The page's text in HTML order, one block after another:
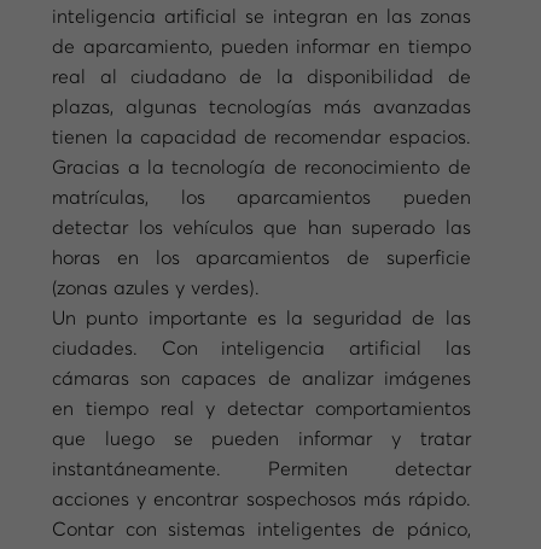
inteligencia artificial se integran en las zonas
de aparcamiento, pueden informar en tiempo
real al ciudadano de la disponibilidad de
plazas, algunas tecnologías más avanzadas
tienen la capacidad de recomendar espacios.
Gracias a la tecnología de reconocimiento de
matrículas, los aparcamientos pueden
detectar los vehículos que han superado las
horas en los aparcamientos de superficie
(zonas azules y verdes).
Un punto importante es la seguridad de las
ciudades. Con inteligencia artificial las
cámaras son capaces de analizar imágenes
en tiempo real y detectar comportamientos
que luego se pueden informar y tratar
instantáneamente. Permiten detectar
acciones y encontrar sospechosos más rápido.
Contar con sistemas inteligentes de pánico,